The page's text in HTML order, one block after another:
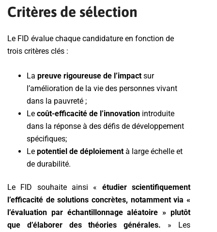
Critères de sélection
Le FID évalue chaque candidature en fonction de
trois critères clés :
La preuve rigoureuse de l’impact sur
l’amélioration de la vie des personnes vivant
dans la pauvreté ;
Le coût-efficacité de l’innovation introduite
dans la réponse à des défis de développement
spécifiques;
Le potentiel de déploiement à large échelle et
de durabilité.
Le FID souhaite ainsi « étudier scientifiquement
l’efficacité de solutions concrètes, notamment via «
l’évaluation par échantillonnage aléatoire » plutôt
que d’élaborer des théories générales. » Les